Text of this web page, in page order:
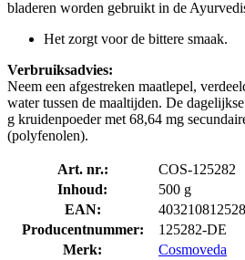
bladeren worden gebruikt in de
Het zorgt voor de bittere smaak.
Verbruiksadvies:
Neem een afgestreken maatlepel,
water tussen de maaltijden. De
g kruidenpoeder met 68,64 mg
(polyfenolen).
Art. nr.:
COS-125282
Inhoud:
500 g
EAN:
Producentnummer:
125282-DE
Merk:
Cosmoveda